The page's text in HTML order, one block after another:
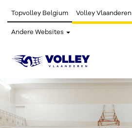
Topvolley Belgium Volley Vlaanderen
Andere Websites